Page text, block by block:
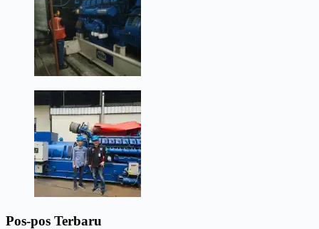
Pos-pos Terbaru